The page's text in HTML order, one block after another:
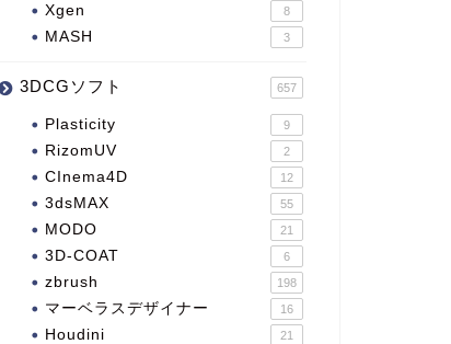
Xgen 8
MASH 3
3DCGソフト 657
Plasticity 9
RizomUV 2
CInema4D 12
3dsMAX 55
MODO 21
3D-COAT 6
zbrush 198
マーベラスデザイナー 16
Houdini 21